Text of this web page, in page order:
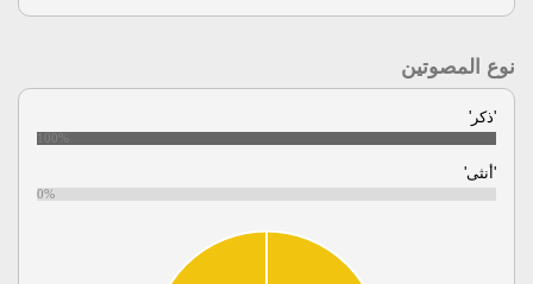
نوع المصوتين
'ذكر'
100%
'أنثى'
0%